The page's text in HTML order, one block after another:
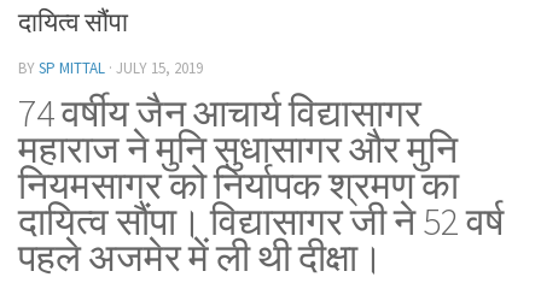
दायित्व सौंपा
BYSP MITTAL · JULY 15, 2019
74 वर्षीय जैन आचार्य विद्यासागर
महाराज ने मुनि सुधासागर और मुनि
नियमसागर को निर्यापक श्रमण का
दायित्व सौंपा। विद्यासागर जी ने 52 वर्ष
पहले अजमेर में ली थी दीक्षा।